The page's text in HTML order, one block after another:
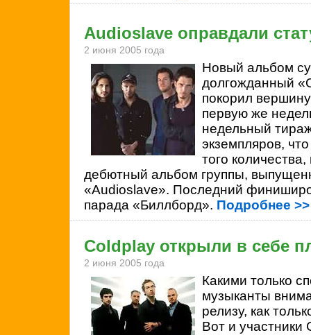
Audioslave оправдали
2 июня 2005 года
Новый альбом
долгожданный «
покорил
первую же
недельный
экземпляров,
того
дебютный альбом группы,
«Audioslave». Последний
парада «Биллборд». Подробнее >>
Coldplay открыли в себе
2 июня 2005 года
Какими только
музыканты
релизу, как
Вот и участники